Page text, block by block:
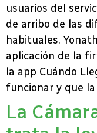
usuarios del
de arribo de las
habituales.
aplicación de la
la app Cuándo
funcionar y que
La